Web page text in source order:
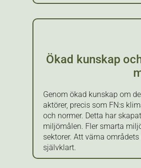
Ökad kunskap
Genom ökad kunskap om
aktörer, precis som FN:s
och normer. Detta har
miljömålen. Fler smarta
sektorer. Att värna
självklart.